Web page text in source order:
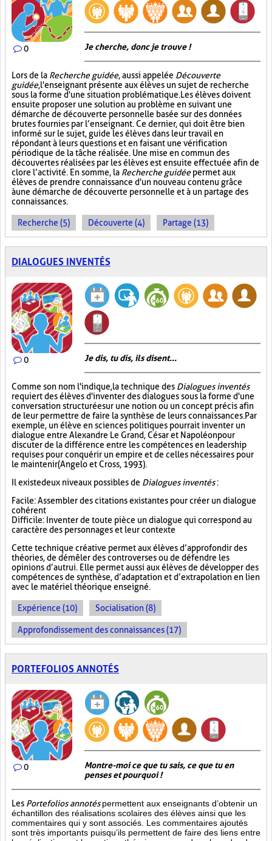
0 Je cherche, donc je trouve !
Lors de la Recherche guidée, aussi appelée Découverte
guidée, l'enseignant présente aux élèves un sujet de recherche
sous la forme d'une situation problématique. Les élèves doivent
ensuite proposer une solution au problème en suivant une
démarche de découverte personnelle basée sur des données
brutes fournies par l’enseignant. Ce dernier, qui doit être bien
informé sur le sujet, guide les élèves dans leur travail en
répondant à leurs questions et en faisant une vérification
périodique de la tâche réalisée. Une mise en commun des
découvertes réalisées par les élèves est ensuite effectuée afin de
clore l’activité. En somme, la Recherche guidéepermet aux
élèves de prendre connaissance d'un nouveau contenu grâce
à une démarche de découverte personnelle et à un partage des
connaissances.
Recherche (5) Découverte (4) Partage (13)
DIALOGUES INVENTÉS
0 Je dis, tu dis, ils disent...
Comme son nom l'indique, la technique des Dialogues inventés
requiert des élèves d'inventer des dialogues sous la forme d'une
conversation structurée sur une notion ou un concept précis afin
de leur permettre de faire la synthèse de leurs connaissances. Par
exemple, un élève en sciences politiques pourrait inventer un
dialogue entre Alexandre Le Grand, César et Napoléon pour
discuter de la différence entre les compétences en leadership
requises pour conquérir un empire et de celles nécessaires pour
le maintenir (Angelo et Cross, 1993).
Il existe deux niveaux possibles de Dialogues inventés:
Facile : Assembler des citations existantes pour créer un dialogue
cohérent
Difficile : Inventer de toute pièce un dialogue qui correspond au
caractère des personnages et leur contexte
Cette technique créative permet aux élèves d’approfondir des
théories, de démêler des controverses ou de défendre les
opinions d’autrui. Elle permet aussi aux élèves de développer des
compétences de synthèse, d’adaptation et d’extrapolation en lien
avec le matériel théorique enseigné.
Expérience (10) Socialisation (8)
Approfondissement des connaissances (17)
PORTEFOLIOS ANNOTÉS
0
Montre-moi ce que tu sais, ce que tu en
penses et pourquoi !
Les Portefolios annotés permettent aux enseignants d’obtenir un
échantillon des réalisations scolaires des élèves ainsi que les
commentaires qui y sont associés. Les commentaires ajoutés
sont très importants puisqu’ils permettent de faire des liens entre